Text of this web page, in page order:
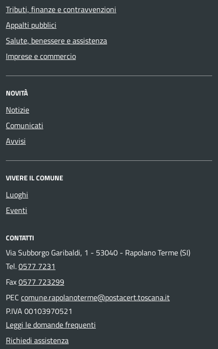
Tributi, finanze e contravvenzioni
Appalti pubblici
Salute, benessere e assistenza
Imprese e commercio
NOVITÀ
Notizie
Comunicati
Avvisi
VIVERE IL COMUNE
Luoghi
Eventi
CONTATTI
Via Subborgo Garibaldi, 1 - 53040 - Rapolano Terme (SI)
Tel.0577 7231
Fax0577 723299
PEC comune.rapolanoterme@postacert.toscana.it
P.IVA 00103970521
Leggi le domande frequenti
Richiedi assistenza